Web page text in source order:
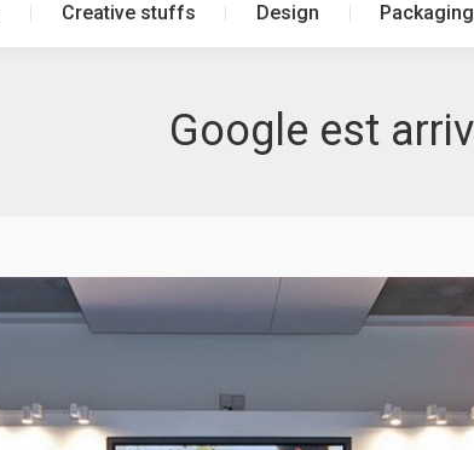
Creative stuffs Design Packaging
Google est